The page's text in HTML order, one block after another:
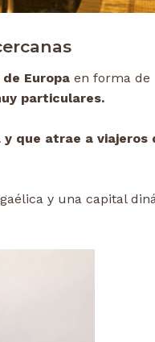
Europa en forma de
particulares.
y que atrae a viajeros
y una capital